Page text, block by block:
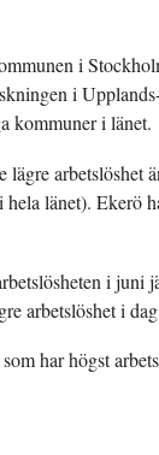
i
i
kommuner i länet.
lägre
länet). Ekerö
i juni
arbetslöshet i
har högst